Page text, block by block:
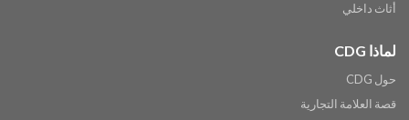
أثاث داخلي
لماذا CDG
حول CDG
قصة العلامة التجارية